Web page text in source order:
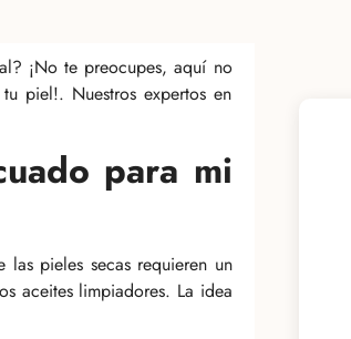
¡No te preocupes, aquí no
piel!. Nuestros expertos en
para mi
pieles secas requieren un
aceites limpiadores. La idea